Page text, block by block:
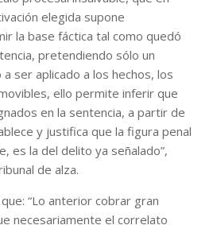
elegida supone
la base fáctica tal como quedó
pretendiendo sólo un
ser aplicado a los hechos, los
ello permite inferir que
en la sentencia, a partir de
y justifica que la figura penal
es la del delito ya señalado”,
de alza.
“Lo anterior cobrar gran
necesariamente el correlato